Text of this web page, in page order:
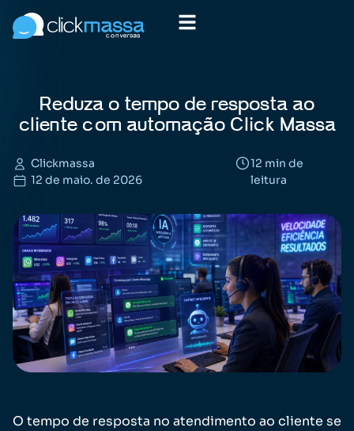
Reduza o tempo de resposta ao
cliente com automação Click Massa
Clickmassa
12 de maio. de 2026
12 min de
leitura
O tempo de resposta no atendimento ao cliente se